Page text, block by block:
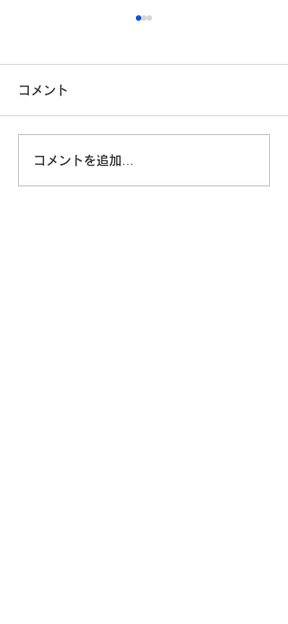
「自分に満足している」
コメント
コメントを追加…